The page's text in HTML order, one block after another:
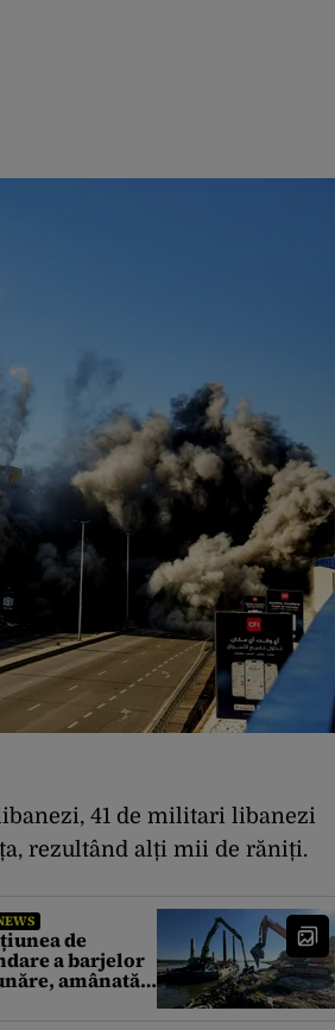
41 de militari libanezi
rezultând alți mii de răniți.
de
a barjelor
amânată
Ce au anunțat